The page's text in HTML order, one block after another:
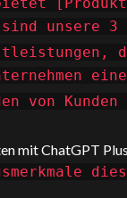
unsere
von
mitChatGPT